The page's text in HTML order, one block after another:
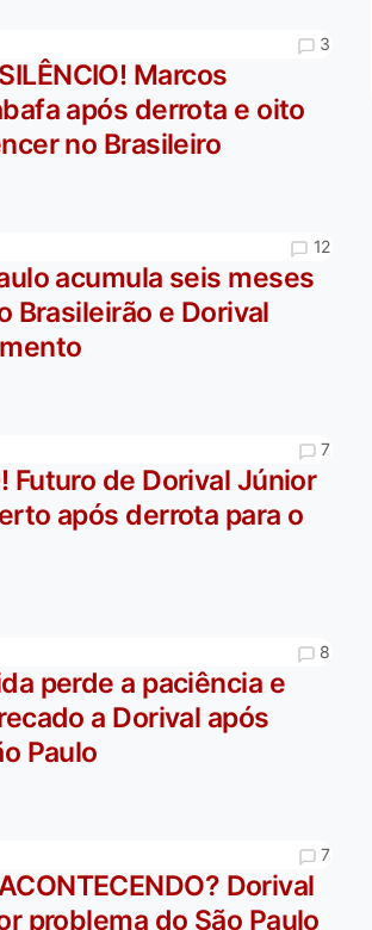
3
Marcos
após derrota e oito
no Brasileiro
12
acumula seis meses
Brasileirão e Dorival
7
Futuro de Dorival Júnior
após derrota para o
8
perde a paciência e
a Dorival após
Paulo
7
Dorival
problema do São Paulo